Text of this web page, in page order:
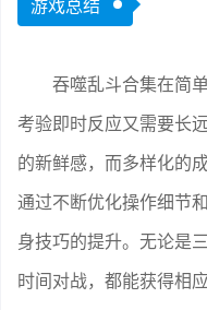
游戏总结
吞噬乱斗合集在简
考验即时反应又需要长
的新鲜感，而多样化的
通过不断优化操作细节
身技巧的提升。无论是
时间对战，都能获得相